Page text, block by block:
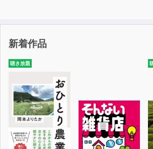
×もう買わないで！ ⇒ 〇同じもの
らメモしておこうね
CASE12 無気力、無趣味になる
×今からそんなに無気力でどうする
も聴いてみる？
CASE17 薬を何度も飲もうとする
×もう飲んだでしょ ⇒ 〇（サプリメ
これを飲もうね
CASE24 町内を歩き回って迷子になる
新着作品
聴き放題